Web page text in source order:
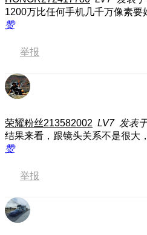
1200万比任何手机几千万像素要
赞
举报
荣耀粉丝213582002 LV7 发表
结果来看，跟镜头关系不是很大
赞
举报